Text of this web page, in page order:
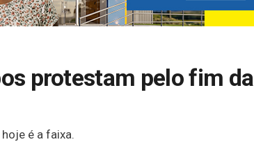
protestam pelo fim da
é a faixa.